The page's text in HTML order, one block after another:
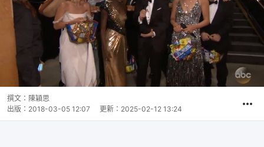
撰文： 陳穎思
出版： 2018-03-05 12:07 更新： 2025-02-12 13:24